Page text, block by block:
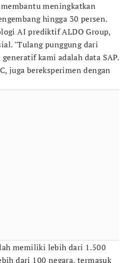
meningkatkan
hingga 30 persen.
AI prediktif ALDO Group,
"Tulang punggung dari
kami adalah data SAP.
juga bereksperimen dengan
memiliki lebih dari 1.500
dari 100 negara, termasuk